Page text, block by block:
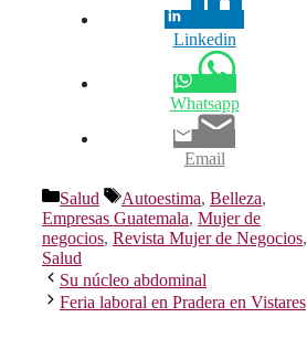
Linkedin
Whatsapp
Email
Categorías
Salud Etiquetas
Autoestima, Belleza,
Empresas Guatemala, Mujer de
negocios, Revista Mujer de Negocios,
Salud
Su núcleo abdominal
Feria laboral en Pradera en Vistares